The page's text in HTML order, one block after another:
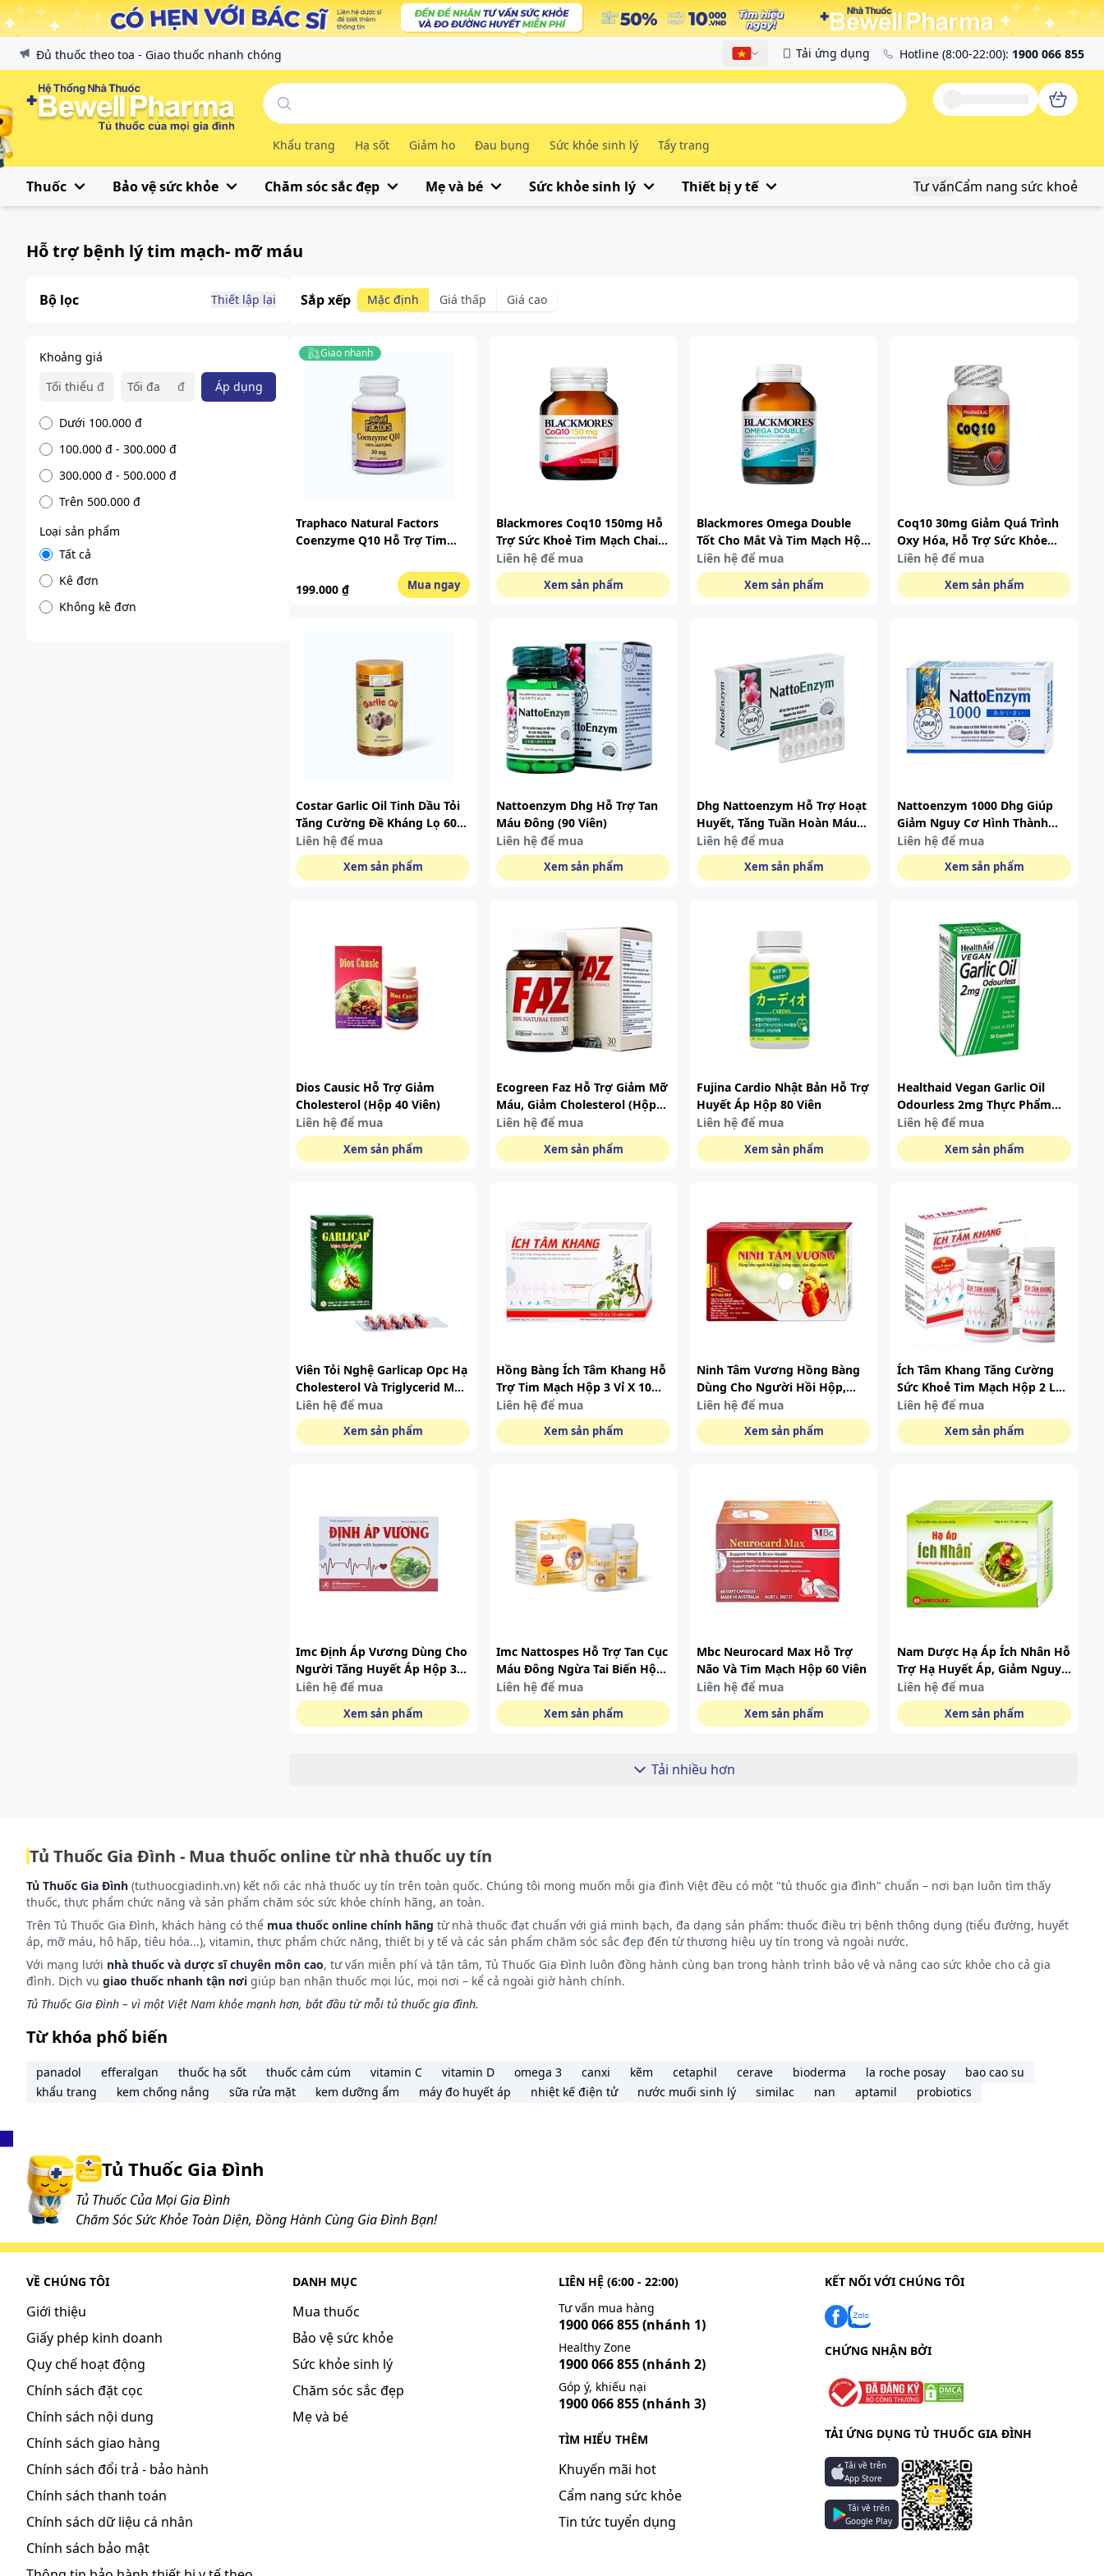
Đủ thuốc theo toa - Giao thuốc nhanh chóng Tiếng Việt Tải ứng dụng Hotline (8:00-22:00): 1900 066 855
Khẩu trang Hạ sốt Giảm ho Đau bụng Sức khỏe sinh lý Tẩy trang
Thuốc Bảo vệ sức khỏe Chăm sóc sắc đẹp Mẹ và bé Sức khỏe sinh lý Thiết bị y tế Tư vấnCẩm nang sức khoẻ
Hỗ trợ bệnh lý tim mạch- mỡ máu
Bộ lọc Thiết lập lại
Khoảng giá
đ
đ Áp dụng
Dưới 100.000 đ
100.000 đ - 300.000 đ
300.000 đ - 500.000 đ
Trên 500.000 đ
Loại sản phẩm
Tất cả
Kê đơn
Không kê đơn
Sắp xếp Mặc định Giá thấp Giá cao
Giao nhanh
Traphaco Natural Factors
Coenzyme Q10 Hỗ Trợ Tim
199.000 ₫ Mua ngay
Blackmores Coq10 150mg Hỗ
Trợ Sức Khoẻ Tim Mạch Chai
30 Viên
Liên hệ để mua
Xem sản phẩm
Blackmores Omega Double
Tốt Cho Mắt Và Tim Mạch Hộp
90 Viên
Liên hệ để mua
Xem sản phẩm
Coq10 30mg Giảm Quá Trình
Oxy Hóa, Hỗ Trợ Sức Khỏe
Cho Tim Hộp 30 Viên
Liên hệ để mua
Xem sản phẩm
Costar Garlic Oil Tinh Dầu Tỏi
Tăng Cường Đề Kháng Lọ 60
Viên
Liên hệ để mua
Xem sản phẩm
Nattoenzym Dhg Hỗ Trợ Tan
Máu Đông (90 Viên)
Liên hệ để mua
Xem sản phẩm
Dhg Nattoenzym Hỗ Trợ Hoạt
Huyết, Tăng Tuần Hoàn Máu
(hộp 30 Viên)
Liên hệ để mua
Xem sản phẩm
Nattoenzym 1000 Dhg Giúp
Giảm Nguy Cơ Hình Thành
Cục Máu Đông, Giảm Tắc
Nghẽn Mạch Máu (2 Vỉ X 10
Viên)
Liên hệ để mua
Xem sản phẩm
Dios Causic Hỗ Trợ Giảm
Cholesterol (hộp 40 Viên)
Liên hệ để mua
Xem sản phẩm
Ecogreen Faz Hỗ Trợ Giảm Mỡ
Máu, Giảm Cholesterol (hộp
30 Viên)
Liên hệ để mua
Xem sản phẩm
Fujina Cardio Nhật Bản Hỗ Trợ
Huyết Áp Hộp 80 Viên
Liên hệ để mua
Xem sản phẩm
Healthaid Vegan Garlic Oil
Odourless 2mg Thực Phẩm
Bảo Vệ Sức Khỏe (hộp 30
Viên)
Liên hệ để mua
Xem sản phẩm
Viên Tỏi Nghệ Garlicap Opc Hạ
Cholesterol Và Triglycerid Máu
(hộp 5 Vỉ X 10 Viên)
Liên hệ để mua
Xem sản phẩm
Hồng Bàng Ích Tâm Khang Hỗ
Trợ Tim Mạch Hộp 3 Vỉ X 10
Viên
Liên hệ để mua
Xem sản phẩm
Ninh Tâm Vương Hồng Bàng
Dùng Cho Người Hồi Hộp,
Trống Ngực, Tim Đập Nhanh
(hộp 30 Viên)
Liên hệ để mua
Xem sản phẩm
Ích Tâm Khang Tăng Cường
Sức Khoẻ Tim Mạch Hộp 2 Lọ
X 90 Viên
Liên hệ để mua
Xem sản phẩm
Imc Định Áp Vương Dùng Cho
Người Tăng Huyết Áp Hộp 30
Viên
Liên hệ để mua
Xem sản phẩm
Imc Nattospes Hỗ Trợ Tan Cục
Máu Đông Ngừa Tai Biến Hộp
2 Chai X 90 Viên
Liên hệ để mua
Xem sản phẩm
Mbc Neurocard Max Hỗ Trợ
Não Và Tim Mạch Hộp 60 Viên
Liên hệ để mua
Xem sản phẩm
Nam Dược Hạ Áp Ích Nhân Hỗ
Trợ Hạ Huyết Áp, Giảm Nguy
Cơ Tai Biến (hộp 40 Viên)
Liên hệ để mua
Xem sản phẩm
Tải nhiều hơn
Tủ Thuốc Gia Đình - Mua thuốc online từ nhà thuốc uy tín
Tủ Thuốc Gia Đình (tuthuocgiadinh.vn) kết nối các nhà thuốc uy tín trên toàn quốc. Chúng tôi mong muốn mỗi gia đình Việt đều có một "tủ thuốc gia đình" chuẩn – nơi bạn luôn tìm thấy
thuốc, thực phẩm chức năng và sản phẩm chăm sóc sức khỏe chính hãng, an toàn.
Trên Tủ Thuốc Gia Đình, khách hàng có thể mua thuốc online chính hãng từ nhà thuốc đạt chuẩn với giá minh bạch, đa dạng sản phẩm: thuốc điều trị bệnh thông dụng (tiểu đường, huyết
áp, mỡ máu, hô hấp, tiêu hóa...), vitamin, thực phẩm chức năng, thiết bị y tế và các sản phẩm chăm sóc sắc đẹp đến từ thương hiệu uy tín trong và ngoài nước.
Với mạng lưới nhà thuốc và dược sĩ chuyên môn cao, tư vấn miễn phí và tận tâm, Tủ Thuốc Gia Đình luôn đồng hành cùng bạn trong hành trình bảo vệ và nâng cao sức khỏe cho cả gia
đình. Dịch vụ giao thuốc nhanh tận nơi giúp bạn nhận thuốc mọi lúc, mọi nơi – kể cả ngoài giờ hành chính.
Tủ Thuốc Gia Đình – vì một Việt Nam khỏe mạnh hơn, bắt đầu từ mỗi tủ thuốc gia đình.
Từ khóa phổ biến
panadol efferalgan thuốc hạ sốt thuốc cảm cúm vitamin C vitamin D omega 3 canxi kẽm cetaphil cerave bioderma la roche posay
bao cao su
khẩu trang
kem chống nắng sữa rửa mặt kem dưỡng ẩm máy đo huyết áp nhiệt kế điện tử nước muối sinh lý similac nan aptamil probiotics
Tủ Thuốc Gia Đình
Tủ Thuốc Của Mọi Gia Đình
Chăm Sóc Sức Khỏe Toàn Diện, Đồng Hành Cùng Gia Đình Bạn!
VỀ CHÚNG TÔI
Giới thiệu
Giấy phép kinh doanh
Quy chế hoạt động
Chính sách đặt cọc
Chính sách nội dung
Chính sách giao hàng
Chính sách đổi trả - bảo hành
Chính sách thanh toán
Chính sách dữ liệu cá nhân
Chính sách bảo mật
DANH MỤC
Mua thuốc
Bảo vệ sức khỏe
Sức khỏe sinh lý
Chăm sóc sắc đẹp
Mẹ và bé
LIÊN HỆ (6:00 - 22:00)
Tư vấn mua hàng
1900 066 855(nhánh 1)
Healthy Zone
1900 066 855(nhánh 2)
Góp ý, khiếu nại
1900 066 855(nhánh 3)
TÌM HIỂU THÊM
Khuyến mãi hot
Cẩm nang sức khỏe
Tin tức tuyển dụng
KẾT NỐI VỚI CHÚNG TÔI
CHỨNG NHẬN BỞI
TẢI ỨNG DỤNG TỦ THUỐC GIA ĐÌNH
Tải về trên
App Store
Tải về trên
Google Play